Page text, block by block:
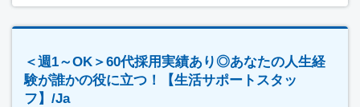
＜週1～OK＞60代採用実績あり◎あなたの人生経
験が誰かの役に立つ！【生活サポートスタッ
フ】/Ja